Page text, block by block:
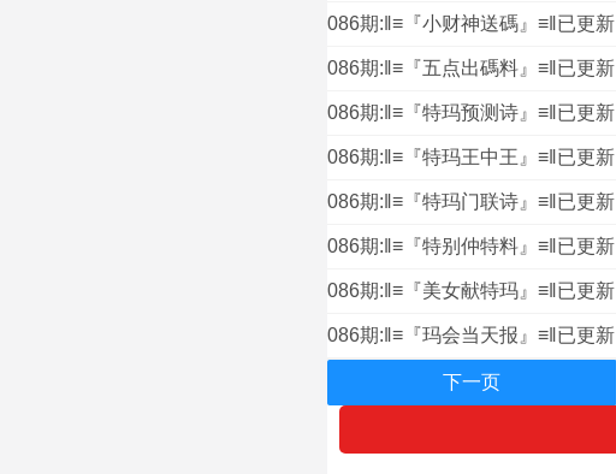
086期:‖≡『小财神送碼』≡‖已更新
086期:‖≡『五点出碼料』≡‖已更新
086期:‖≡『特玛预测诗』≡‖已更新
086期:‖≡『特玛王中王』≡‖已更新
086期:‖≡『特玛门联诗』≡‖已更新
086期:‖≡『特别仲特料』≡‖已更新
086期:‖≡『美女献特玛』≡‖已更新
086期:‖≡『玛会当天报』≡‖已更新
下一页